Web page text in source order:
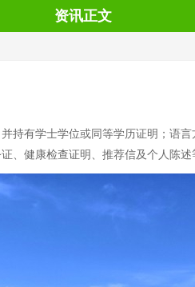
资讯正文
持有学士学位或同等学历证明；语
健康检查证明、推荐信及个人陈述